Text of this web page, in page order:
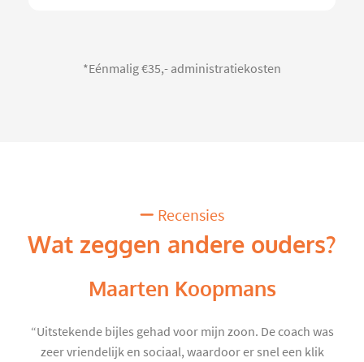
*Eénmalig €35,- administratiekosten
Recensies
Wat zeggen andere ouders?
Maarten Koopmans
“Uitstekende bijles gehad voor mijn zoon. De coach was
zeer vriendelijk en sociaal, waardoor er snel een klik